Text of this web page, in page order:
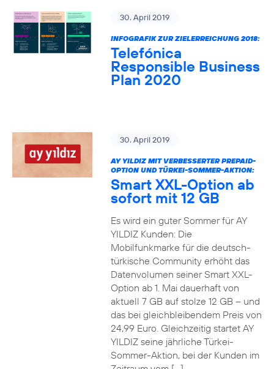
30. April 2019
INFOGRAFIK ZUR ZIELERREICHUNG 2018:
Telefónica
Responsible Business
Plan 2020
30. April 2019
AY YILDIZ MIT VERBESSERTER PREPAID-
OPTION UND TÜRKEI-SOMMER-AKTION:
Smart XXL-Option ab
sofort mit 12 GB
Es wird ein guter Sommer für AY
YILDIZ Kunden: Die
Mobilfunkmarke für die deutsch-
türkische Community erhöht das
Datenvolumen seiner Smart XXL-
Option ab 1. Mai dauerhaft von
aktuell 7 GB auf stolze 12 GB – und
das bei gleichbleibendem Preis von
24,99 Euro. Gleichzeitig startet AY
YILDIZ seine jährliche Türkei-
Sommer-Aktion, bei der Kunden im